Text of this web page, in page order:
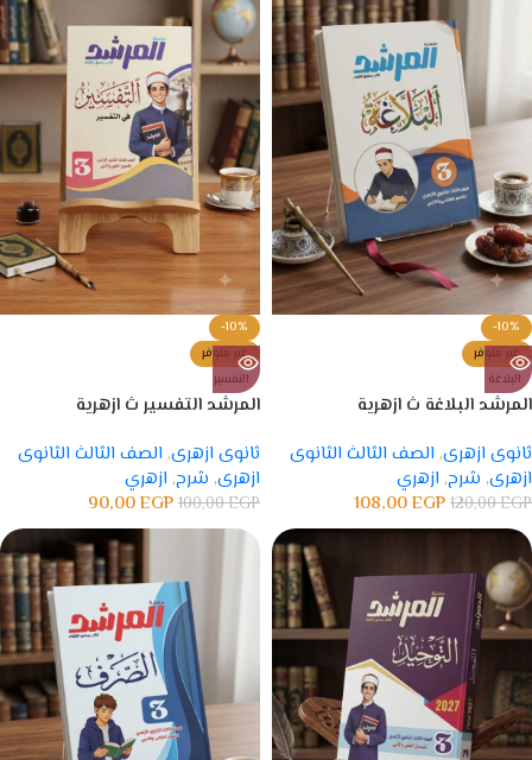
-10%
غير متوفر
البلاغة
المرشد البلاغة ث ازهرية
ثانوى ازهرى, الصف الثالث الثانوى
ازهرى, شرح, ازهري
120,00EGP
108,00EGP
-10%
غير متوفر
التفسير
المرشد التفسير ث ازهرية
ثانوى ازهرى, الصف الثالث الثانوى
ازهرى, شرح, ازهري
100,00EGP
90,00EGP